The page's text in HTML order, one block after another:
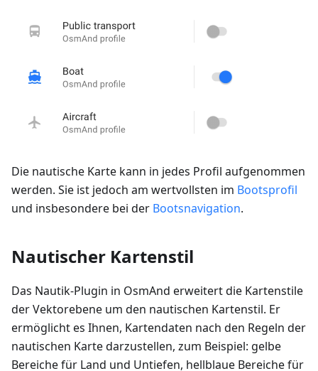
Die nautische Karte kann in jedes Profil aufgenommen
werden. Sie ist jedoch am wertvollsten im Bootsprofil
und insbesondere bei der Bootsnavigation.
Nautischer Kartenstil
Das Nautik-Plugin in OsmAnd erweitert die Kartenstile
der Vektorebene um den nautischen Kartenstil. Er
ermöglicht es Ihnen, Kartendaten nach den Regeln der
nautischen Karte darzustellen, zum Beispiel: gelbe
Bereiche für Land und Untiefen, hellblaue Bereiche für